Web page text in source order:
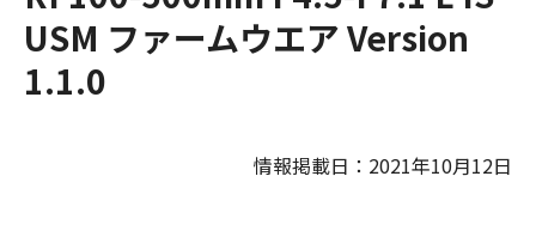
USM ファームウエア Version
1.1.0
情報掲載日：2021年10月12日